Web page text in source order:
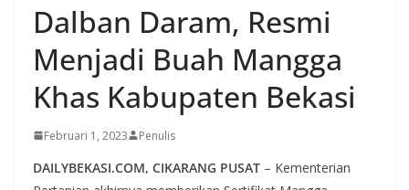
Dalban Daram, Resmi
Menjadi Buah Mangga
Khas Kabupaten Bekasi
Februari 1, 2023 Penulis
DAILYBEKASI.COM, CIKARANG PUSAT – Kementerian